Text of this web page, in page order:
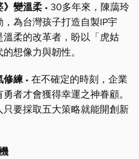
》變溫柔 • 30多年來，陳藹玲
為台灣孩子打造自製IP宇
柔的改革者，盼以「虎姑
想像力與韌性。
修練• 在不確定的時刻，企業
者才會獲得幸運之神眷顧。
要採取五大策略就能開創新